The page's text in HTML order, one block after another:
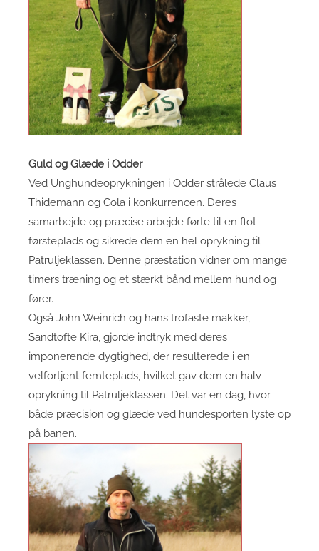
Guld og Glæde i Odder
Ved Unghundeoprykningen i Odder strålede Claus
Thidemann og Cola i konkurrencen. Deres
samarbejde og præcise arbejde førte til en flot
førsteplads og sikrede dem en hel oprykning til
Patruljeklassen. Denne præstation vidner om mange
timers træning og et stærkt bånd mellem hund og
fører.
Også John Weinrich og hans trofaste makker,
Sandtofte Kira, gjorde indtryk med deres
imponerende dygtighed, der resulterede i en
velfortjent femteplads, hvilket gav dem en halv
oprykning til Patruljeklassen. Det var en dag, hvor
både præcision og glæde ved hundesporten lyste op
på banen.